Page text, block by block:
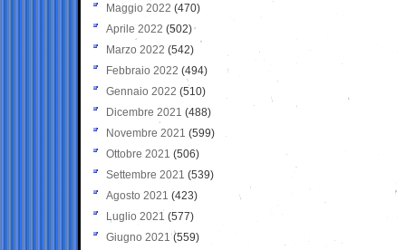
Maggio 2022 (470)
Aprile 2022 (502)
Marzo 2022 (542)
Febbraio 2022 (494)
Gennaio 2022 (510)
Dicembre 2021 (488)
Novembre 2021 (599)
Ottobre 2021 (506)
Settembre 2021 (539)
Agosto 2021 (423)
Luglio 2021 (577)
Giugno 2021(559)